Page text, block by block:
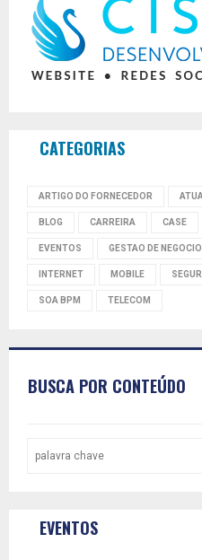
CATEGORIAS
ARTIGO DO FORNECEDOR
BLOG CARREIRA CASE
EVENTOS GESTAO DE
INTERNET MOBILE
SOA BPM TELECOM
BUSCA POR CONTEÚDO
EVENTOS